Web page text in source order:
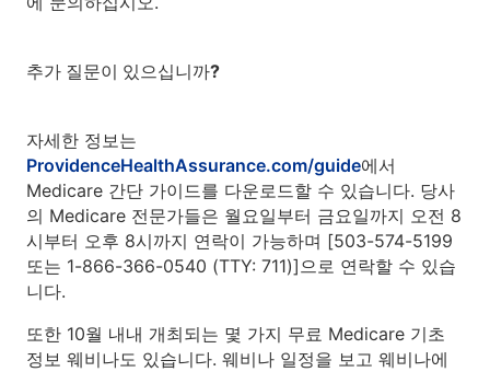
추가 질문이 있으십니까?
자세한 정보는
ProvidenceHealthAssurance.com/guide에서
Medicare 간단 가이드를 다운로드할 수 있습니다. 당사
의 Medicare 전문가들은 월요일부터 금요일까지 오전 8
시부터 오후 8시까지 연락이 가능하며 [503-574-5199
또는 1-866-366-0540 (TTY: 711)]으로 연락할 수 있습
니다.
또한 10월 내내 개최되는 몇 가지 무료 Medicare 기초
정보 웨비나도 있습니다. 웨비나 일정을 보고 웨비나에